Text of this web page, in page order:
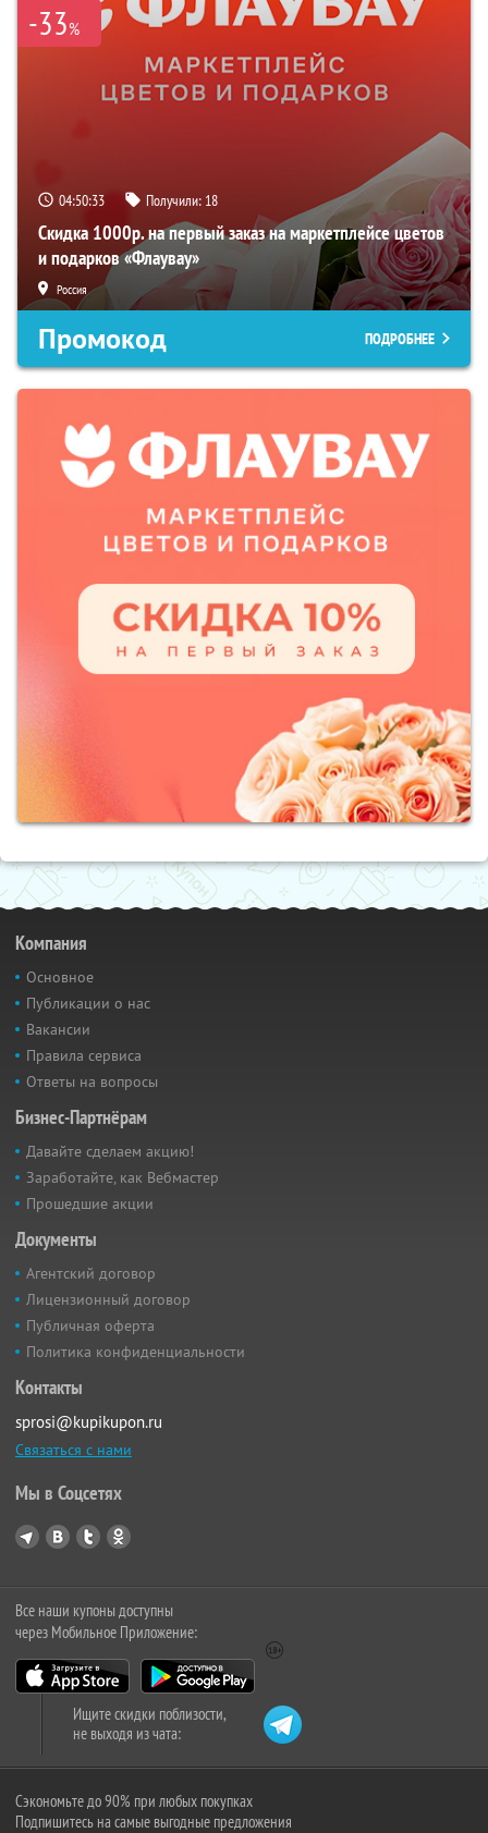
-33%
04:50:32 Получили: 18
Скидка 1000р. на первый заказ на маркетплейсе цветов
и подарков «Флаувау»
Россия
Промокод ПОДРОБНЕЕ
Компания
Основное
Публикации о нас
Вакансии
Правила сервиса
Ответы на вопросы
Бизнес-Партнёрам
Давайте сделаем акцию!
Заработайте, как Вебмастер
Прошедшие акции
Документы
Агентский договор
Лицензионный договор
Публичная оферта
Политика конфиденциальности
Контакты
sprosi@kupikupon.ru
Связаться с нами
Мы в Соцсетях
Все наши купоны доступны
через Мобильное Приложение:
Ищите скидки поблизости,
не выходя из чата:
Сэкономьте до 90% при любых покупках
Подпишитесь на самые выгодные предложения